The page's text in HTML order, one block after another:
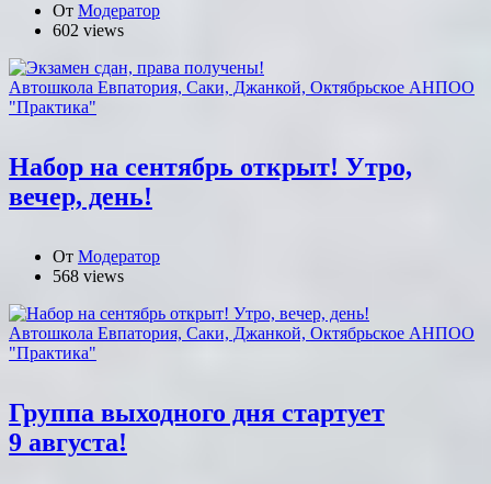
От Модератор
602 views
Автошкола Евпатория, Саки, Джанкой, Октябрьское АНПОО
"Практика"
Набор на сентябрь открыт! Утро,
вечер, день!
От Модератор
568 views
Автошкола Евпатория, Саки, Джанкой, Октябрьское АНПОО
"Практика"
Группа выходного дня стартует
9 августа!